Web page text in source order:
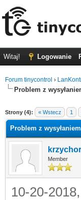
Witaj! Logowanie
Forum tinycontrol ›
Problem z
Strony (4): « Wstecz 1
Problem z
krzychor
Member
10-20-